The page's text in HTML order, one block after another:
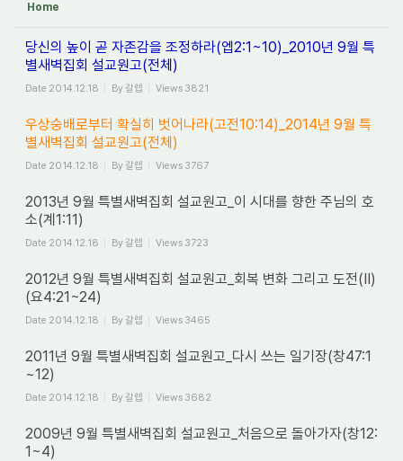
Home
당신의 높이 곧 자존감을 조정하라(엡2:1~10)_2010년 9월 특
별새벽집회 설교원고(전체)
Date 2014.12.18 By갈렙 Views 3821
우상숭배로부터 확실히 벗어나라(고전10:14)_2014년 9월 특
별새벽집회 설교원고(전체)
Date 2014.12.18 By갈렙 Views 3767
2013년 9월 특별새벽집회 설교원고_이 시대를 향한 주님의 호
소(계1:11)
Date 2014.12.18 By갈렙 Views 3723
2012년 9월 특별새벽집회 설교원고_회복 변화 그리고 도전(II)
(요4:21~24)
Date 2014.12.18 By갈렙 Views 3465
2011년 9월 특별새벽집회 설교원고_다시 쓰는 일기장(창47:1
~12)
Date 2014.12.18 By갈렙 Views 3682
2009년 9월 특별새벽집회 설교원고_처음으로 돌아가자(창12:
1~4)